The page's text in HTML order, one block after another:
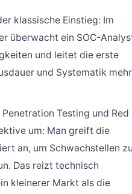
klassische Einstieg: Im
überwacht ein SOC-
und leitet die erste
und Systematik mehr
Testing und Red
um: Man greift die
an, um Schwachstellen
Das reizt technisch
kleinerer Markt als die